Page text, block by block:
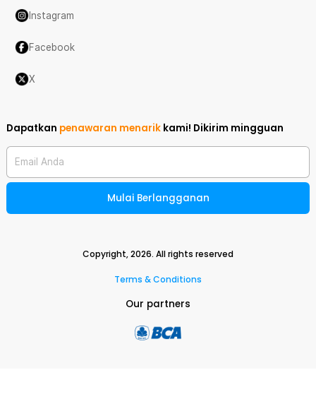
Instagram
Facebook
X
Dapatkan penawaran menarik kami! Dikirim mingguan
Email Anda
Mulai Berlangganan
Copyright,2026. All rights reserved
Terms & Conditions
Our partners